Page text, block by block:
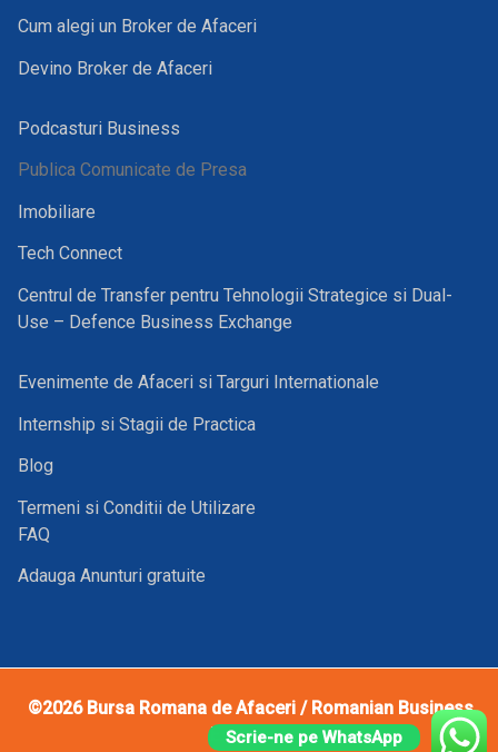
Cum alegi un Broker de Afaceri
Devino Broker de Afaceri
Podcasturi Business
Publica Comunicate de Presa
Imobiliare
Tech Connect
Centrul de Transfer pentru Tehnologii Strategice si Dual-
Use – Defence Business Exchange
Evenimente de Afaceri si Targuri Internationale
Internship si Stagii de Practica
Blog
Termeni si Conditii de Utilizare
FAQ
Adauga Anunturi gratuite
©2026 Bursa Romana de Afaceri / Romanian Business
Exchange
Scrie-ne pe WhatsApp